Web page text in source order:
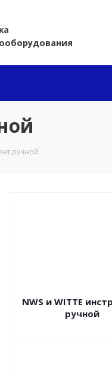
ручной
NWS и WITTE
ручной